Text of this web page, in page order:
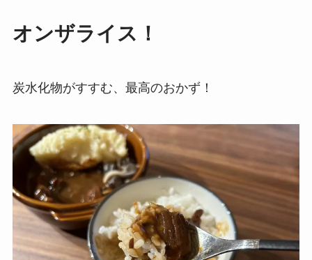
オンザライス！
炭水化物がすすむ、最高のおかず！